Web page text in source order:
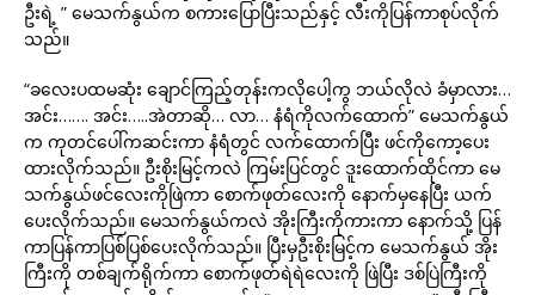
ဦးရဲ့ ” မေသက်နွယ်က စကားပြောပြီးသည်နှင့် လီးကိုပြန်ကာစုပ်လိုက်
သည်။
“ခလေးပထမဆုံး ချောင်ကြည့်တုန်းကလိုပေါ့ကွ ဘယ်လိုလဲ ခံမှာလား…
အင်း……. အင်း…..အဲတာဆို… လာ… နံရံကိုလက်ထောက်” မေသက်နွယ်
က ကုတင်ပေါ်ကဆင်းကာ နံရံတွင် လက်ထောက်ပြီး ဖင်ကိုကော့ပေး
ထားလိုက်သည်။ ဦးစိုးမြင့်ကလဲ ကြမ်းပြင်တွင် ဒူးထောက်ထိုင်ကာ မေ
သက်နွယ်ဖင်လေးကိုဖြဲကာ စောက်ဖုတ်လေးကို နောက်မှနေပြီး ယက်
ပေးလိုက်သည်။ မေသက်နွယ်ကလဲ အိုးကြီးကိုကားကာ နောက်သို့ ပြန်
ကာပြန်ကာပြစ်ပြစ်ပေးလိုက်သည်။ ပြီးမှဦးစိုးမြင့်က မေသက်နွယ် အိုး
ကြီးကို တစ်ချက်ရိုက်ကာ စောက်ဖုတ်ရဲရဲလေးကို ဖြဲပြီး ဒစ်ပြဲကြီးကို